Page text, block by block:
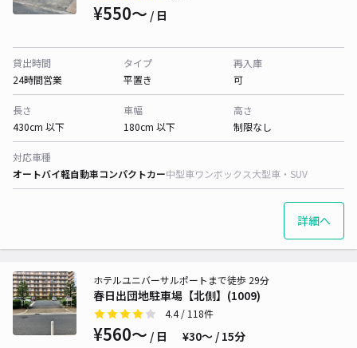
¥550〜 / 日
貸出時間
24時間営業
タイプ
平置き
再入庫
可
長さ
430cm 以下
車幅
180cm 以下
高さ
制限なし
対応車種
オートバイ軽自動車コンパクトカー中型車ワンボックス大型車・SUV
詳細へ
春日出団地駐車場【北側】(1009)
ホテルユニバーサルポートまで徒歩 29分
4.4/ 118件
¥560〜 / 日 ¥30〜 / 15分